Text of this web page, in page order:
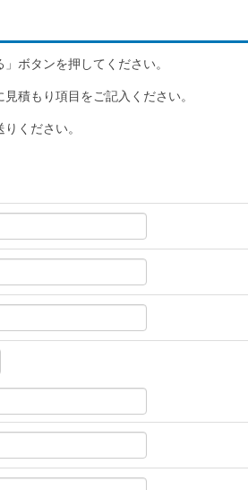
ボタンを押してください。
積もり項目をご記入ください。
ください。